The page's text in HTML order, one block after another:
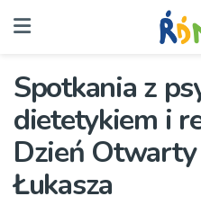
Spotkania z
dietetykiem i
Dzień
Łukasza